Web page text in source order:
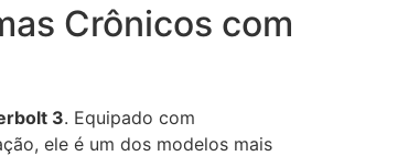
Crônicos com
3. Equipado com
ele é um dos modelos mais